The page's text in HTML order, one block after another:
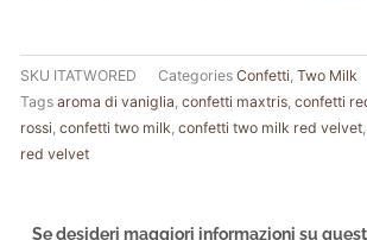
SKU ITATWORED Categories Confetti Two Milk
Tags aroma di vaniglia confetti maxtris confetti
rossi confetti two milk confetti two milk red velvet
red velvet
Se desideri maggiori informazioni su